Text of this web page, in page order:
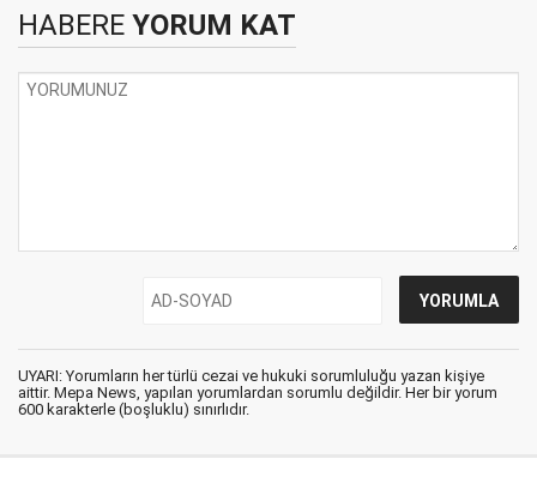
HABERE YORUM KAT
UYARI: Yorumların her türlü cezai ve hukuki sorumluluğu yazan kişiye
aittir. Mepa News, yapılan yorumlardan sorumlu değildir. Her bir yorum
600 karakterle (boşluklu) sınırlıdır.